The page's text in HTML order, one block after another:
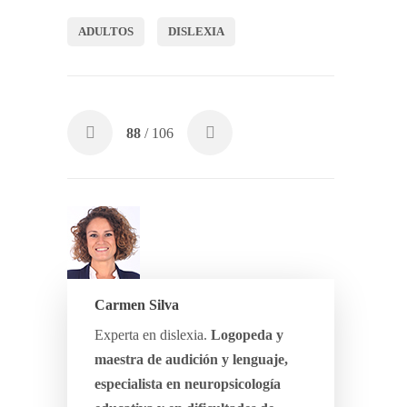
ADULTOS DISLEXIA
88 / 106
Carmen Silva
Experta en dislexia. Logopeda y
maestra de audición y lenguaje,
especialista en neuropsicología